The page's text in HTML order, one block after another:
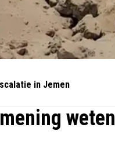
in Jemen
weten